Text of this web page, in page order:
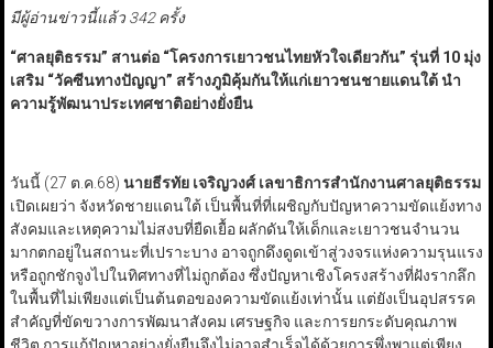
มีผู้อ่านข่าวนี้แล้ว 342 ครั้ง
“ศาลยุติธรรม” สานต่อ “โครงการเยาวชนไทยหัวใจเดียวกัน” รุ่นที่ 10 มุ่ง
เสริม “วัคซีนทางปัญญา” สร้างภูมิคุ้มกันให้แก่เยาวชนชายแดนใต้ นำ
ความรู้พัฒนาประเทศชาติอย่างยั่งยืน
วันนี้ (27 ต.ค.68) นายธีรทัย เจริญวงศ์ เลขาธิการสำนักงานศาลยุติธรรม
เปิดเผยว่า จังหวัดชายแดนใต้ เป็นพื้นที่ที่เผชิญกับปัญหาความขัดแย้งทาง
สังคมและเหตุความไม่สงบที่ยืดเยื้อ ผลักดันให้เด็กและเยาวชนจำนวน
มากตกอยู่ในสถานะที่เปราะบาง อาจถูกดึงดูดเข้าสู่วงจรแห่งความรุนแรง
หรือถูกชักจูงไปในทิศทางที่ไม่ถูกต้อง ซึ่งปัญหาเชิงโครงสร้างที่ฝังรากลึก
ในพื้นที่ไม่เพียงแต่เป็นต้นตอของความขัดแย้งเท่านั้น แต่ยังเป็นอุปสรรค
สำคัญที่ขัดขวางการพัฒนาสังคม เศรษฐกิจ และการยกระดับคุณภาพ